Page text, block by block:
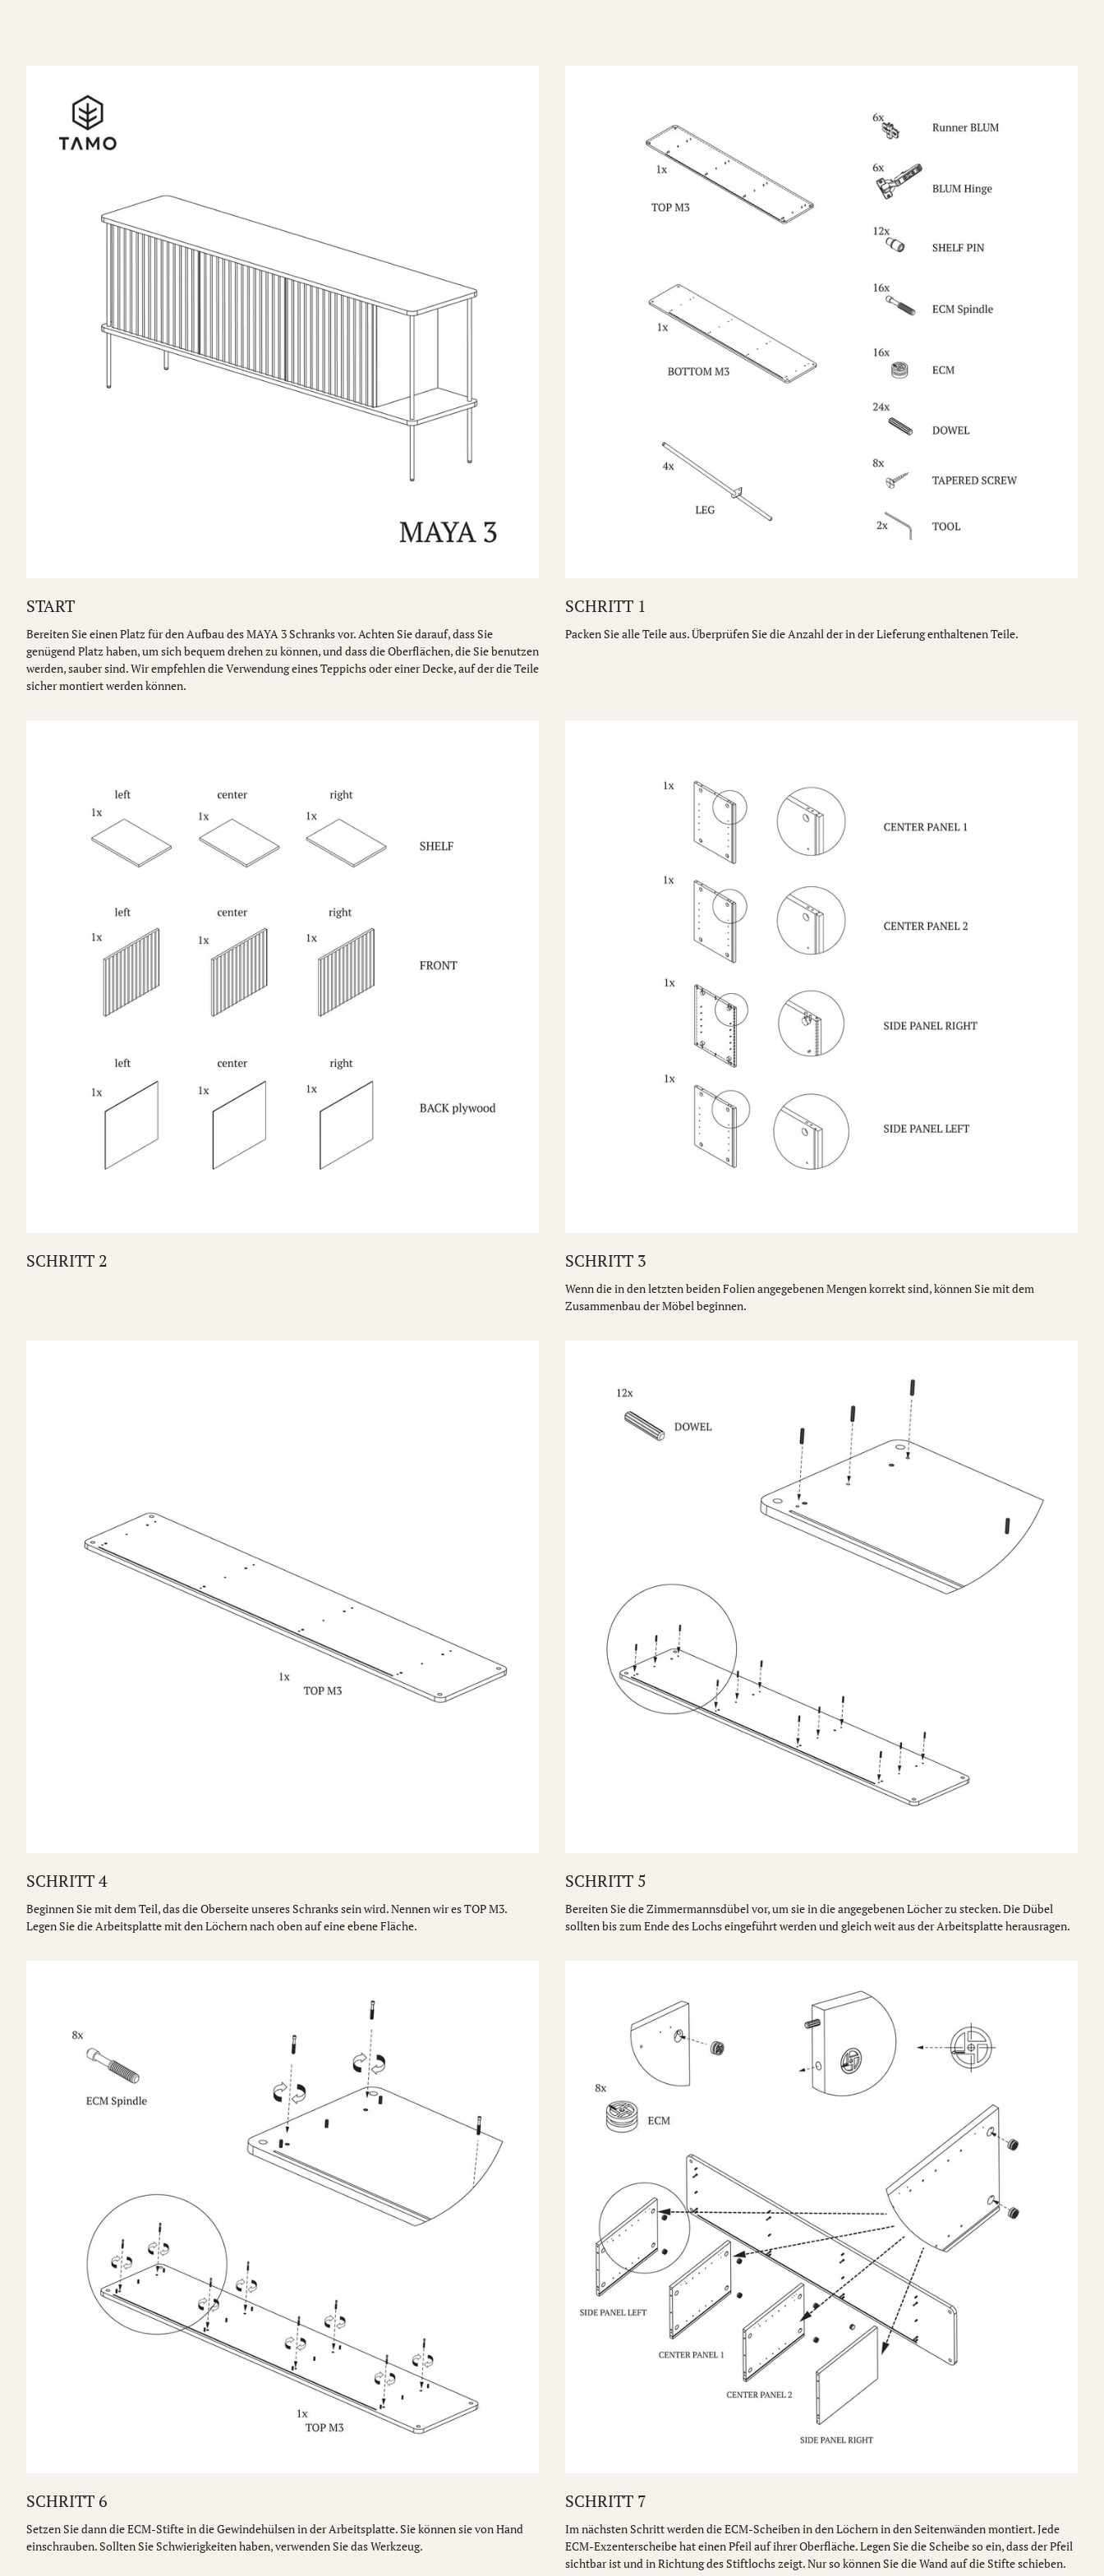
START
Bereiten Sie einen Platz für den Aufbau des MAYA 3 Schranks vor. Achten Sie darauf, dass Sie
genügend Platz haben, um sich bequem drehen zu können, und dass die Oberflächen, die Sie benutzen
werden, sauber sind. Wir empfehlen die Verwendung eines Teppichs oder einer Decke, auf der die Teile
sicher montiert werden können.
SCHRITT 1
Packen Sie alle Teile aus. Überprüfen Sie die Anzahl der in der Lieferung enthaltenen Teile.
SCHRITT 2 SCHRITT 3
Wenn die in den letzten beiden Folien angegebenen Mengen korrekt sind, können Sie mit dem
Zusammenbau der Möbel beginnen.
SCHRITT 4
Beginnen Sie mit dem Teil, das die Oberseite unseres Schranks sein wird. Nennen wir es TOP M3.
Legen Sie die Arbeitsplatte mit den Löchern nach oben auf eine ebene Fläche.
SCHRITT 5
Bereiten Sie die Zimmermannsdübel vor, um sie in die angegebenen Löcher zu stecken. Die Dübel
sollten bis zum Ende des Lochs eingeführt werden und gleich weit aus der Arbeitsplatte herausragen.
SCHRITT 6
Setzen Sie dann die ECM-Stifte in die Gewindehülsen in der Arbeitsplatte. Sie können sie von Hand
einschrauben. Sollten Sie Schwierigkeiten haben, verwenden Sie das Werkzeug.
SCHRITT 7
Im nächsten Schritt werden die ECM-Scheiben in den Löchern in den Seitenwänden montiert. Jede
ECM-Exzenterscheibe hat einen Pfeil auf ihrer Oberfläche. Legen Sie die Scheibe so ein, dass der Pfeil
sichtbar ist und in Richtung des Stiftlochs zeigt. Nur so können Sie die Wand auf die Stifte schieben.